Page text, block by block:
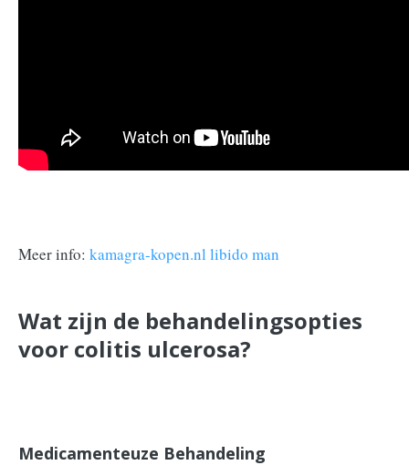
Meer info: kamagra-kopen.nl libido man
Wat zijn de behandelingsopties
voor colitis ulcerosa?
Medicamenteuze Behandeling